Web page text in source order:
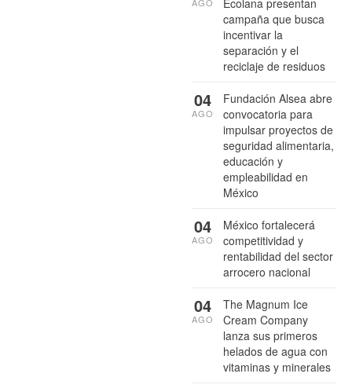
Ecolana presentan
campaña que busca
incentivar la
separación y el
reciclaje de residuos
AGO
Fundación Alsea abre
convocatoria para
impulsar proyectos de
seguridad alimentaria,
educación y
empleabilidad en
México
04
AGO
México fortalecerá
competitividad y
rentabilidad del sector
arrocero nacional
04
AGO
The Magnum Ice
Cream Company
lanza sus primeros
helados de agua con
vitaminas y minerales
04
AGO